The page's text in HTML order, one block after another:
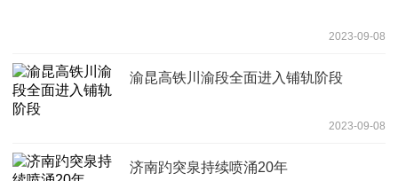
2023-09-08
渝昆高铁川渝段全面进入铺轨阶段
2023-09-08
济南趵突泉持续喷涌20年